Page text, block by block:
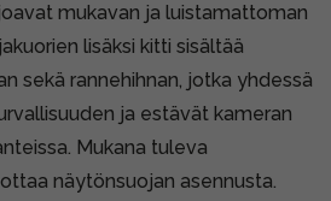
mukavan ja luistamattoman
lisäksi kitti sisältää
sekä rannehihnan, jotka yhdessä
ja estävät kameran
Mukana tuleva
näytönsuojan asennusta.